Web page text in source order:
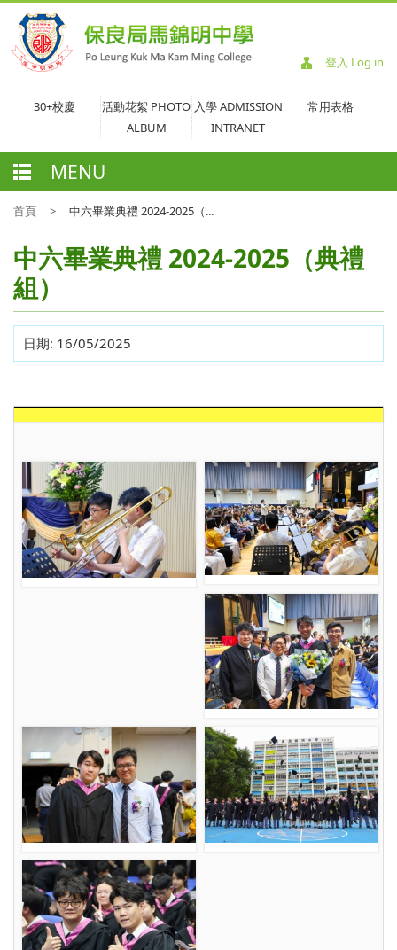
登入 Log in
30+校慶
活動花絮 PHOTO
ALBUM
入學 ADMISSION
常用表格
INTRANET
MENU
首頁 > 中六畢業典禮 2024-2025（...
中六畢業典禮 2024-2025（典禮
組）
日期: 16/05/2025